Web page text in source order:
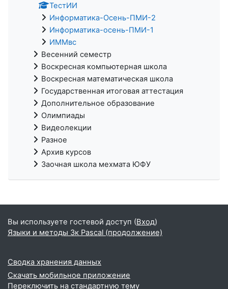
ТестИИ
Информатика-Осень-ПМИ-2
Информатика-осень-ПМИ-1
ИММвс
Весенний семестр
Воскресная компьютерная школа
Воскресная математическая школа
Государственная итоговая аттестация
Дополнительное образование
Олимпиады
Видеолекции
Разное
Архив курсов
Заочная школа мехмата ЮФУ
Вы используете гостевой доступ (Вход)
Языки и методы 3к Pascal (продолжение)
Сводка хранения данных
Скачать мобильное приложение
Переключить на стандартную тему